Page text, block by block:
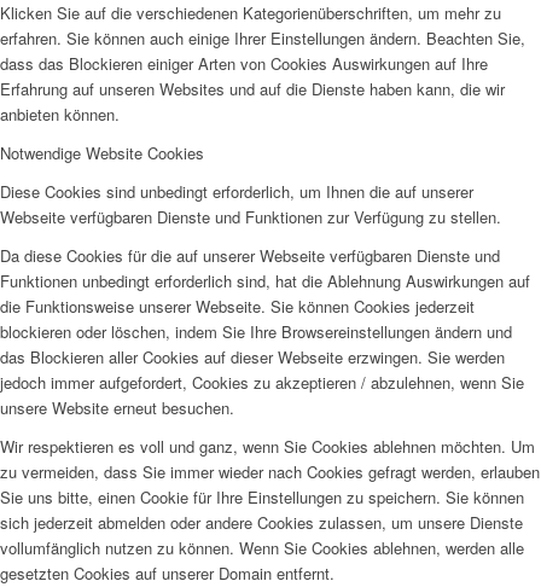
Klicken Sie auf die verschiedenen Kategorienüberschriften, um mehr zu
erfahren. Sie können auch einige Ihrer Einstellungen ändern. Beachten Sie,
dass das Blockieren einiger Arten von Cookies Auswirkungen auf Ihre
Erfahrung auf unseren Websites und auf die Dienste haben kann, die wir
anbieten können.
Notwendige Website Cookies
Diese Cookies sind unbedingt erforderlich, um Ihnen die auf unserer
Webseite verfügbaren Dienste und Funktionen zur Verfügung zu stellen.
Da diese Cookies für die auf unserer Webseite verfügbaren Dienste und
Funktionen unbedingt erforderlich sind, hat die Ablehnung Auswirkungen auf
die Funktionsweise unserer Webseite. Sie können Cookies jederzeit
blockieren oder löschen, indem Sie Ihre Browsereinstellungen ändern und
das Blockieren aller Cookies auf dieser Webseite erzwingen. Sie werden
jedoch immer aufgefordert, Cookies zu akzeptieren / abzulehnen, wenn Sie
unsere Website erneut besuchen.
Wir respektieren es voll und ganz, wenn Sie Cookies ablehnen möchten. Um
zu vermeiden, dass Sie immer wieder nach Cookies gefragt werden, erlauben
Sie uns bitte, einen Cookie für Ihre Einstellungen zu speichern. Sie können
sich jederzeit abmelden oder andere Cookies zulassen, um unsere Dienste
vollumfänglich nutzen zu können. Wenn Sie Cookies ablehnen, werden alle
gesetzten Cookies auf unserer Domain entfernt.